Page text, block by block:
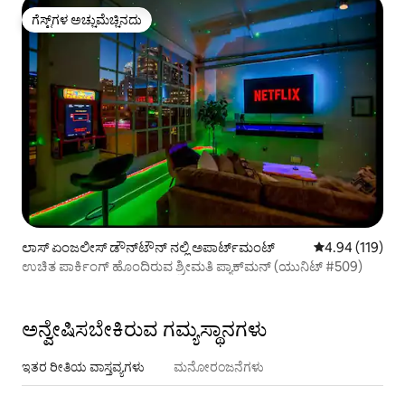
ಗೆಸ್ಟ್‌ಗಳ ಅಚ್ಚುಮೆಚ್ಚಿನದು
ಗೆಸ್ಟ್‌ಗಳ ಅಚ್ಚುಮೆಚ್ಚಿನದು
ಲಾಸ್ ಏಂಜಲೀಸ್ ಡೌನ್‌ಟೌನ್ ನಲ್ಲಿ ಅಪಾರ್ಟ್‌ಮಂಟ್ 5 ರಲ್ಲಿ 4.94
4.94 (119)
ಉಚಿತ ಪಾರ್ಕಿಂಗ್ ಹೊಂದಿರುವ ಶ್ರೀಮತಿ ಪ್ಯಾಕ್‌ಮನ್ (ಯುನಿಟ್ #509)
ಅನ್ವೇಷಿಸಬೇಕಿರುವ ಗಮ್ಯಸ್ಥಾನಗಳು
ಇತರ ರೀತಿಯ ವಾಸ್ತವ್ಯಗಳು ಮನೋರಂಜನೆಗಳು